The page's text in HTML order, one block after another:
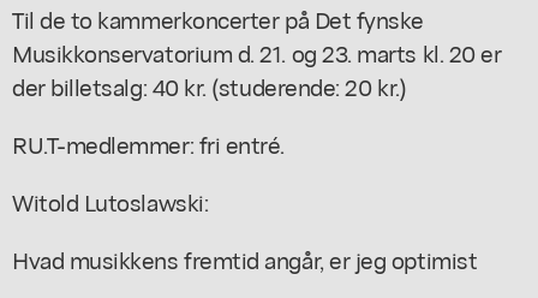
Til de to kammerkoncerter på Det fynske
Musikkonservatorium d. 21. og 23. marts kl. 20 er
der billetsalg: 40 kr. (studerende: 20 kr.)
RU.T-medlemmer: fri entré.
Witold Lutoslawski:
Hvad musikkens fremtid angår, er jeg optimist